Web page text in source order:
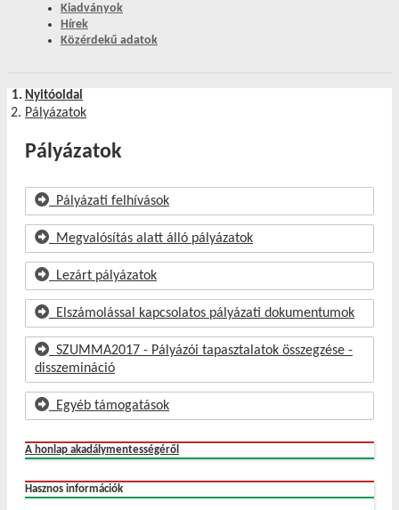
Kiadványok
Hírek
Közérdekű adatok
Nyitóoldal
Pályázatok
Pályázatok
Pályázati felhívások
Megvalósítás alatt álló pályázatok
Lezárt pályázatok
Elszámolással kapcsolatos pályázati dokumentumok
SZUMMA2017 - Pályázói tapasztalatok összegzése -
disszemináció
Egyéb támogatások
A honlap akadálymentességéről
Hasznos információk